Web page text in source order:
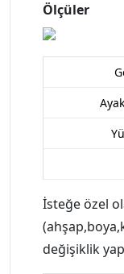
Ölçüler
İsteğe özel
değişiklik